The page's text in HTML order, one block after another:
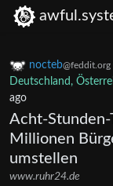
nocteb@feddit.org
Deutschland,
ago
Acht-Stunden-
Millionen
umstellen
www.ruhr24.de